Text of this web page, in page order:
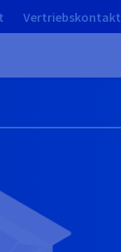
Vertriebskontakt